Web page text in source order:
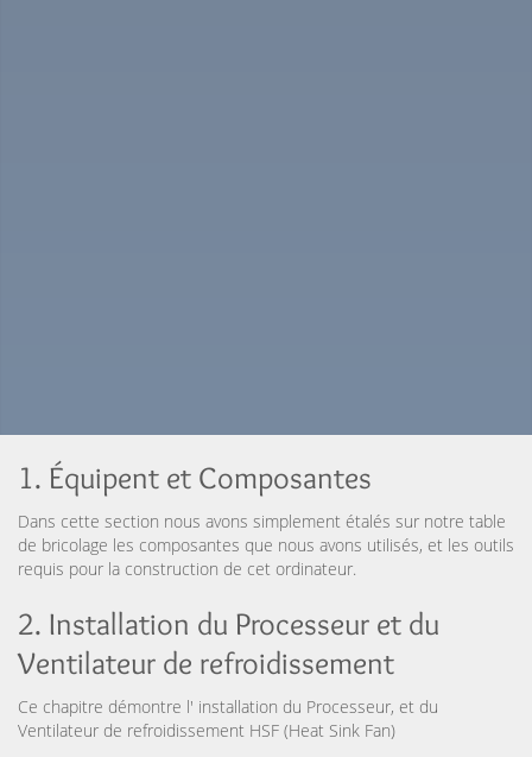
1. Équipent et Composantes
Dans cette section nous avons simplement étalés sur notre table
de bricolage les composantes que nous avons utilisés, et les outils
requis pour la construction de cet ordinateur.
2. Installation du Processeur et du
Ventilateur de refroidissement
Ce chapitre démontre l' installation du Processeur, et du
Ventilateur de refroidissement HSF (Heat Sink Fan)